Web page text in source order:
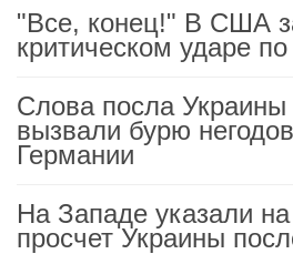
"Все, конец!" В США
критическом ударе
Слова посла Украины
вызвали бурю
Германии
На Западе указали
просчет Украины